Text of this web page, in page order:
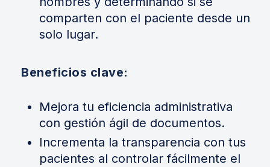
comparten con el paciente desde un
solo lugar.
Beneficios clave:
Mejora tu eficiencia administrativa
con gestión ágil de documentos.
Incrementa la transparencia con tus
pacientes al controlar fácilmente el